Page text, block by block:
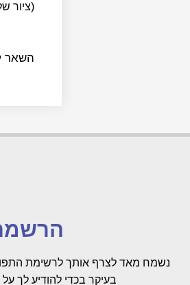
(ציור
השאר
נשמח מאד לצרף אותך לרשימת
בעיקר בכדי להודיע לך